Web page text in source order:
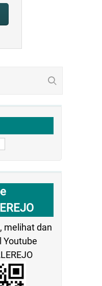
melihat dan
Youtube